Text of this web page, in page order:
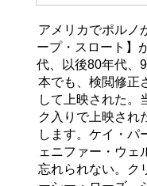
アメリカでポルノ
ープ・スロート】
代、以後80年代、
本でも、検閲修正
して上映された。
ク入りで上映され
します。ケイ・パ
ェニファー・ウェ
忘れられない。ク